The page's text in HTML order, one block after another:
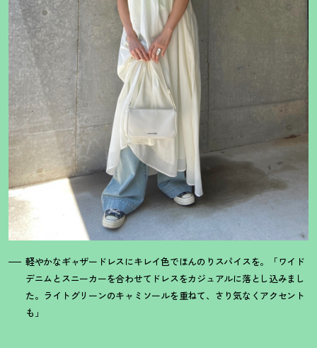
軽やかなギャザードレスにキレイ色でほんのりスパイスを。「ワイド
デニムとスニーカーを合わせてドレスをカジュアルに落とし込みまし
た。ライトグリーンのキャミソールを重ねて、さり気なくアクセント
も」